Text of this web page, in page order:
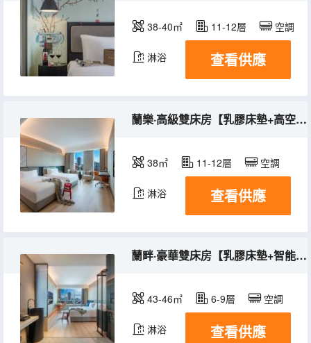
38-40㎡ 11-12層 空調
淋浴 查看供應
蘭樂·高級雙床房【乳膠床墊+高空觀景+安心好眠】
38㎡ 11-12層 空調
淋浴 查看供應
蘭畔·豪華雙床房【乳膠床墊+智能馬桶+安心好眠】
43-46㎡ 6-9層 空調
淋浴 查看供應